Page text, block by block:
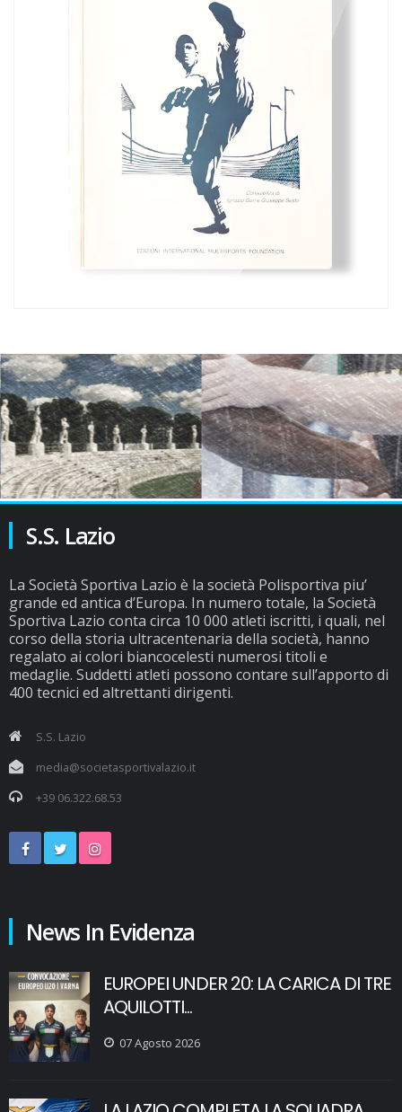
S.S. Lazio
La Società Sportiva Lazio è la società Polisportiva piu’
grande ed antica d’Europa. In numero totale, la Società
Sportiva Lazio conta circa 10 000 atleti iscritti, i quali, nel
corso della storia ultracentenaria della società, hanno
regalato ai colori biancocelesti numerosi titoli e
medaglie. Suddetti atleti possono contare sull’apporto di
400 tecnici ed altrettanti dirigenti.
S.S. Lazio
media@societasportivalazio.it
+39 06.322.68.53
News In Evidenza
EUROPEI UNDER 20: LA CARICA DI TRE
AQUILOTTI...
07 Agosto 2026